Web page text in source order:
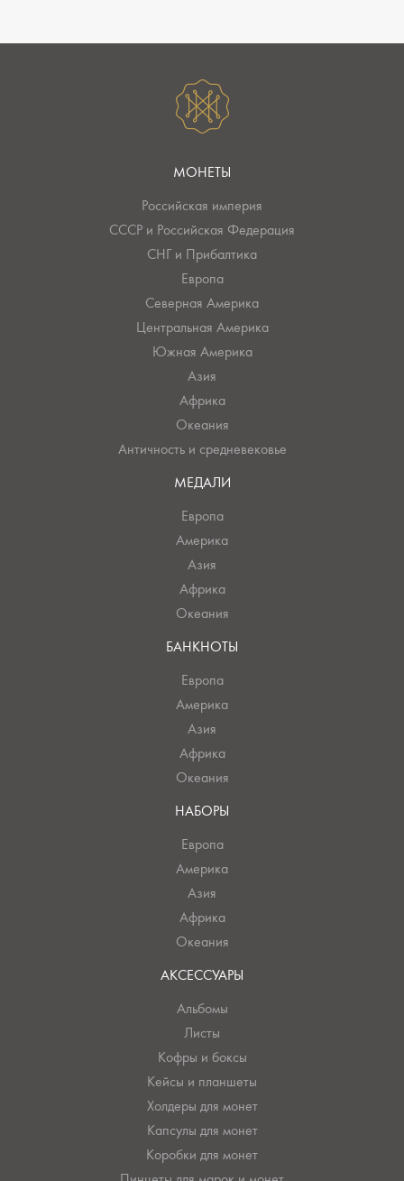
МОНЕТЫ
Российская империя
СССР и Российская Федерация
СНГ и Прибалтика
Европа
Северная Америка
Центральная Америка
Южная Америка
Азия
Африка
Океания
Античность и средневековье
МЕДАЛИ
Европа
Америка
Азия
Африка
Океания
БАНКНОТЫ
Европа
Америка
Азия
Африка
Океания
НАБОРЫ
Европа
Америка
Азия
Африка
Океания
АКСЕССУАРЫ
Альбомы
Листы
Кофры и боксы
Кейсы и планшеты
Холдеры для монет
Капсулы для монет
Коробки для монет